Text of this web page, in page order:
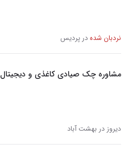
نردبان شدهدر پردیس
مشاوره چک صیادی کاغذی و دیجیتال
دیروز در بهشت آباد